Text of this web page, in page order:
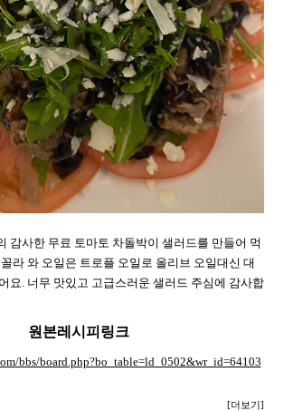
감사한 무료 토마토 차돌박이 샐러드를 만들어 먹
라 와 오일은 트로플 오일로 올리브 오일대신 대
요. 너무 맛있고 고급스러운 샐러드 주심에 감사합
원본레시피링크
bbs/board.php?bo_table=ld_0502&wr_id=64103
[더보기]